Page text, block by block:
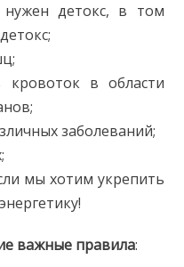
детокс, в том
кровоток в области
заболеваний;
мы хотим укрепить
важные правила: